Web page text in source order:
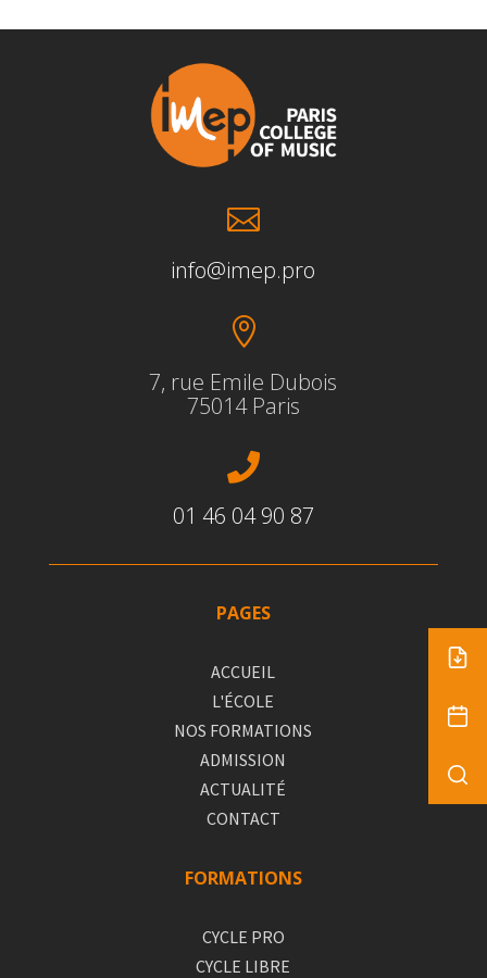

info@imep.pro

7, rue Emile Dubois
75014 Paris

01 46 04 90 87
PAGES
ACCUEIL
L'ÉCOLE
NOS FORMATIONS
ADMISSION
ACTUALITÉ
CONTACT
FORMATIONS
CYCLE PRO
CYCLE LIBRE